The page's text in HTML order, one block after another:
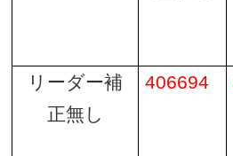
リーダー補
正無し
406694